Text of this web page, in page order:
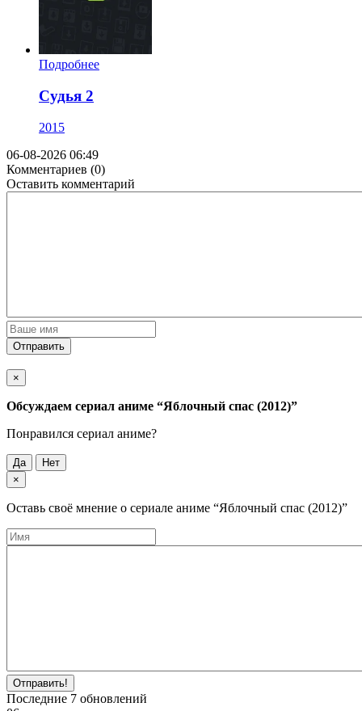
Подробнее
Судья 2
2015
06-08-2026 06:49
Комментариев (0)
Оставить комментарий
Отправить
×
Обсуждаем cериал аниме “Яблочный спас (2012)”
Понравился cериал аниме?
Да
Нет
×
Оставь своё мнение о cериале аниме “Яблочный спас (2012)”
Отправить!
Последние 7 обновлений